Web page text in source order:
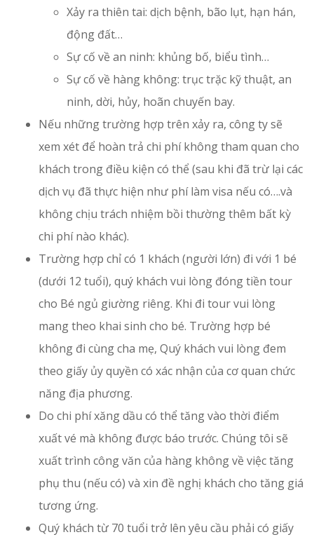
Xảy ra thiên tai: dịch bệnh, bão lụt, hạn hán,
động đất…
Sự cố về an ninh: khủng bố, biểu tình…
Sự cố về hàng không: trục trặc kỹ thuật, an
ninh, dời, hủy, hoãn chuyến bay.
Nếu những trường hợp trên xảy ra, công ty sẽ
xem xét để hoàn trả chi phí không tham quan cho
khách trong điều kiện có thể (sau khi đã trừ lại các
dịch vụ đã thực hiện như phí làm visa nếu có….và
không chịu trách nhiệm bồi thường thêm bất kỳ
chi phí nào khác).
Trường hợp chỉ có 1 khách (người lớn) đi với 1 bé
(dưới 12 tuổi), quý khách vui lòng đóng tiền tour
cho Bé ngủ giường riêng. Khi đi tour vui lòng
mang theo khai sinh cho bé. Trường hợp bé
không đi cùng cha mẹ, Quý khách vui lòng đem
theo giấy ủy quyền có xác nhận của cơ quan chức
năng địa phương.
Do chi phí xăng dầu có thể tăng vào thời điểm
xuất vé mà không được báo trước. Chúng tôi sẽ
xuất trình công văn của hàng không về việc tăng
phụ thu (nếu có) và xin đề nghị khách cho tăng giá
tương ứng.
Quý khách từ 70 tuổi trở lên yêu cầu phải có giấy